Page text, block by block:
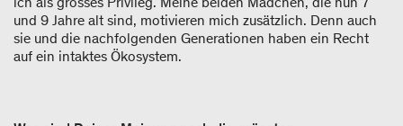
und 9 Jahre alt sind, motivieren mich zusätzlich. Denn auch
sie und die nachfolgenden Generationen haben ein Recht
auf ein intaktes Ökosystem.